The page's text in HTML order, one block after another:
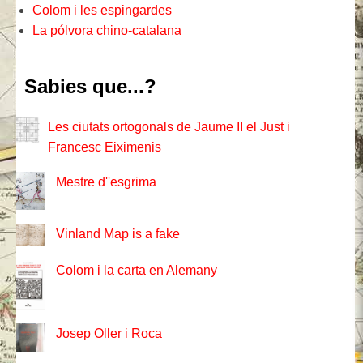
Colom i les espingardes
La pólvora chino-catalana
Sabies que...?
Les ciutats ortogonals de Jaume II el Just i
Francesc Eiximenis
Mestre d''esgrima
Vinland Map is a fake
Colom i la carta en Alemany
Josep Oller i Roca